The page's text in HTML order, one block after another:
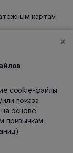
картам
×
cookie-файлы
показа
основе
привычкам